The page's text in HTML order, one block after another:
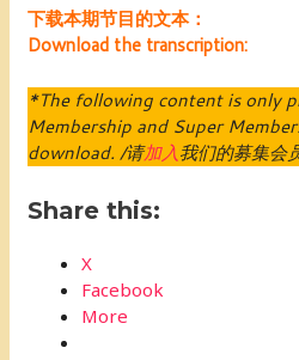
下载本期节目的文本：
Download the transcription:
*The following content is only
Membership and Super
download. /请加入我们的募集会
Share this:
X
Facebook
More